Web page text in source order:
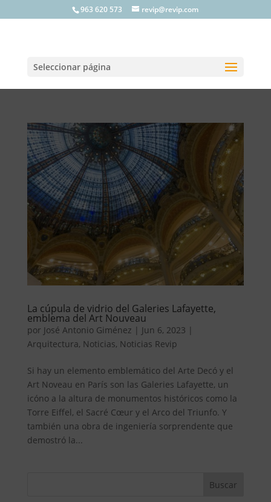
963 620 573 revip@revip.com
Seleccionar página
La cúpula de vidrio del Galeries Lafayette,
emblema del Art Nouveau
por José Antonio Giménez | Jun 6, 2023 |
Arquitectura, Noticias, Noticias Revip
Si hay un elemento emblemático del Arte Decó y el
Art Noveau en París son las Galeries Lafayette, un
icóno a la altura de monumentos históricos como la
Torre Eiffel, el Sacré Cœur y el Arco del Triunfo. Y
también una obra de ingeniería sorprendente que
demostró la...